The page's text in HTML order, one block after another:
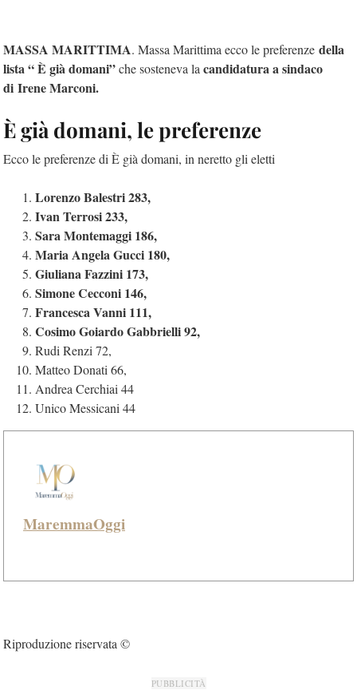
MASSA MARITTIMA. Massa Marittima ecco le preferenze della
lista “ È già domani”che sosteneva la candidatura a sindaco
di Irene Marconi.
È già domani, le preferenze
Ecco le preferenze di È già domani, in neretto gli eletti
Lorenzo Balestri 283,
Ivan Terrosi 233,
Sara Montemaggi 186,
Maria Angela Gucci 180,
Giuliana Fazzini 173,
Simone Cecconi 146,
Francesca Vanni 111,
Cosimo Goiardo Gabbrielli 92,
Rudi Renzi 72,
Matteo Donati 66,
Andrea Cerchiai 44
Unico Messicani 44
MaremmaOggi
Riproduzione riservata ©
PUBBLICITÀ